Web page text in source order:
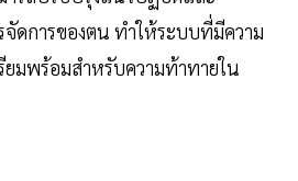
จัดการของตน ทำให้ระบบที่มีความ
มพร้อมสำหรับความท้าทายใน